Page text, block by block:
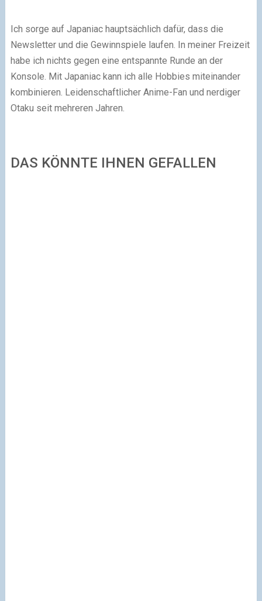
Ich sorge auf Japaniac hauptsächlich dafür, dass die
Newsletter und die Gewinnspiele laufen. In meiner Freizeit
habe ich nichts gegen eine entspannte Runde an der
Konsole. Mit Japaniac kann ich alle Hobbies miteinander
kombinieren. Leidenschaftlicher Anime-Fan und nerdiger
Otaku seit mehreren Jahren.
DAS KÖNNTE IHNEN GEFALLEN